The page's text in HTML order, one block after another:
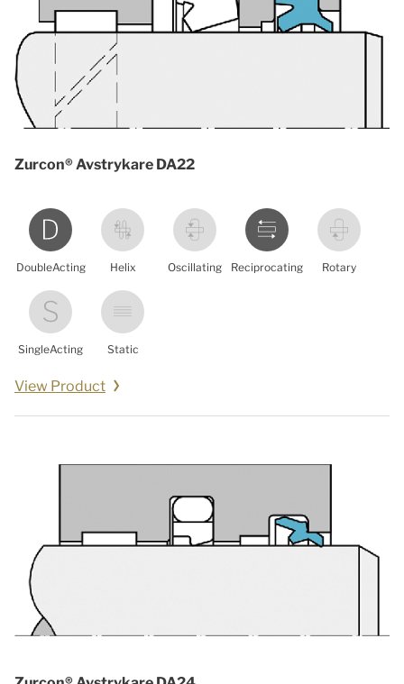
Zurcon® Avstrykare DA22
DoubleActing Helix Oscillating Reciprocating Rotary
SingleActing Static
View Product